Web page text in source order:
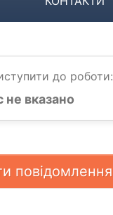
до роботи:
не вказано
повідомлення